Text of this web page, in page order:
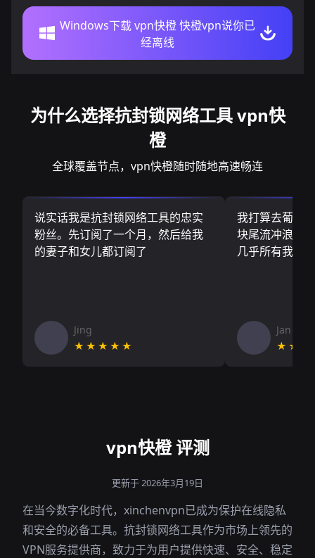
Windows下载 vpn快橙 快橙vpn说你已
经离线
为什么选择抗封锁网络工具 vpn快
橙
全球覆盖节点，vpn快橙随时随地高速畅连
说实话我是抗封锁网络工具的忠实
粉丝。先订阅了一个月，然后给我
的妻子和女儿都订阅了
Jing
★★★★★
我打算去葡萄
块尾流冲浪板
几乎所有我需
Jan V
vpn快橙 评测
更新于 2026年3月19日
在当今数字化时代，xinchenvpn已成为保护在线隐私
和安全的必备工具。抗封锁网络工具作为市场上领先的
VPN服务提供商，致力于为用户提供快速、安全、稳定